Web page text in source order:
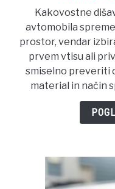
Kakovostne
avtomobila
prostor, vendar
prvem vtisu ali
smiselno preveriti
material in način